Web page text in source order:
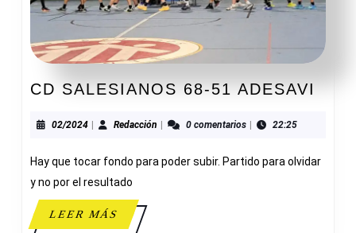
CD SALESIANOS 68-51 ADESAVI
02/202402/2024Redacción Redacción0 comentarios 22:25
Hay que tocar fondo para poder subir. Partido para olvidar
y no por el resultado
LEER MÁSLEER
MÁS